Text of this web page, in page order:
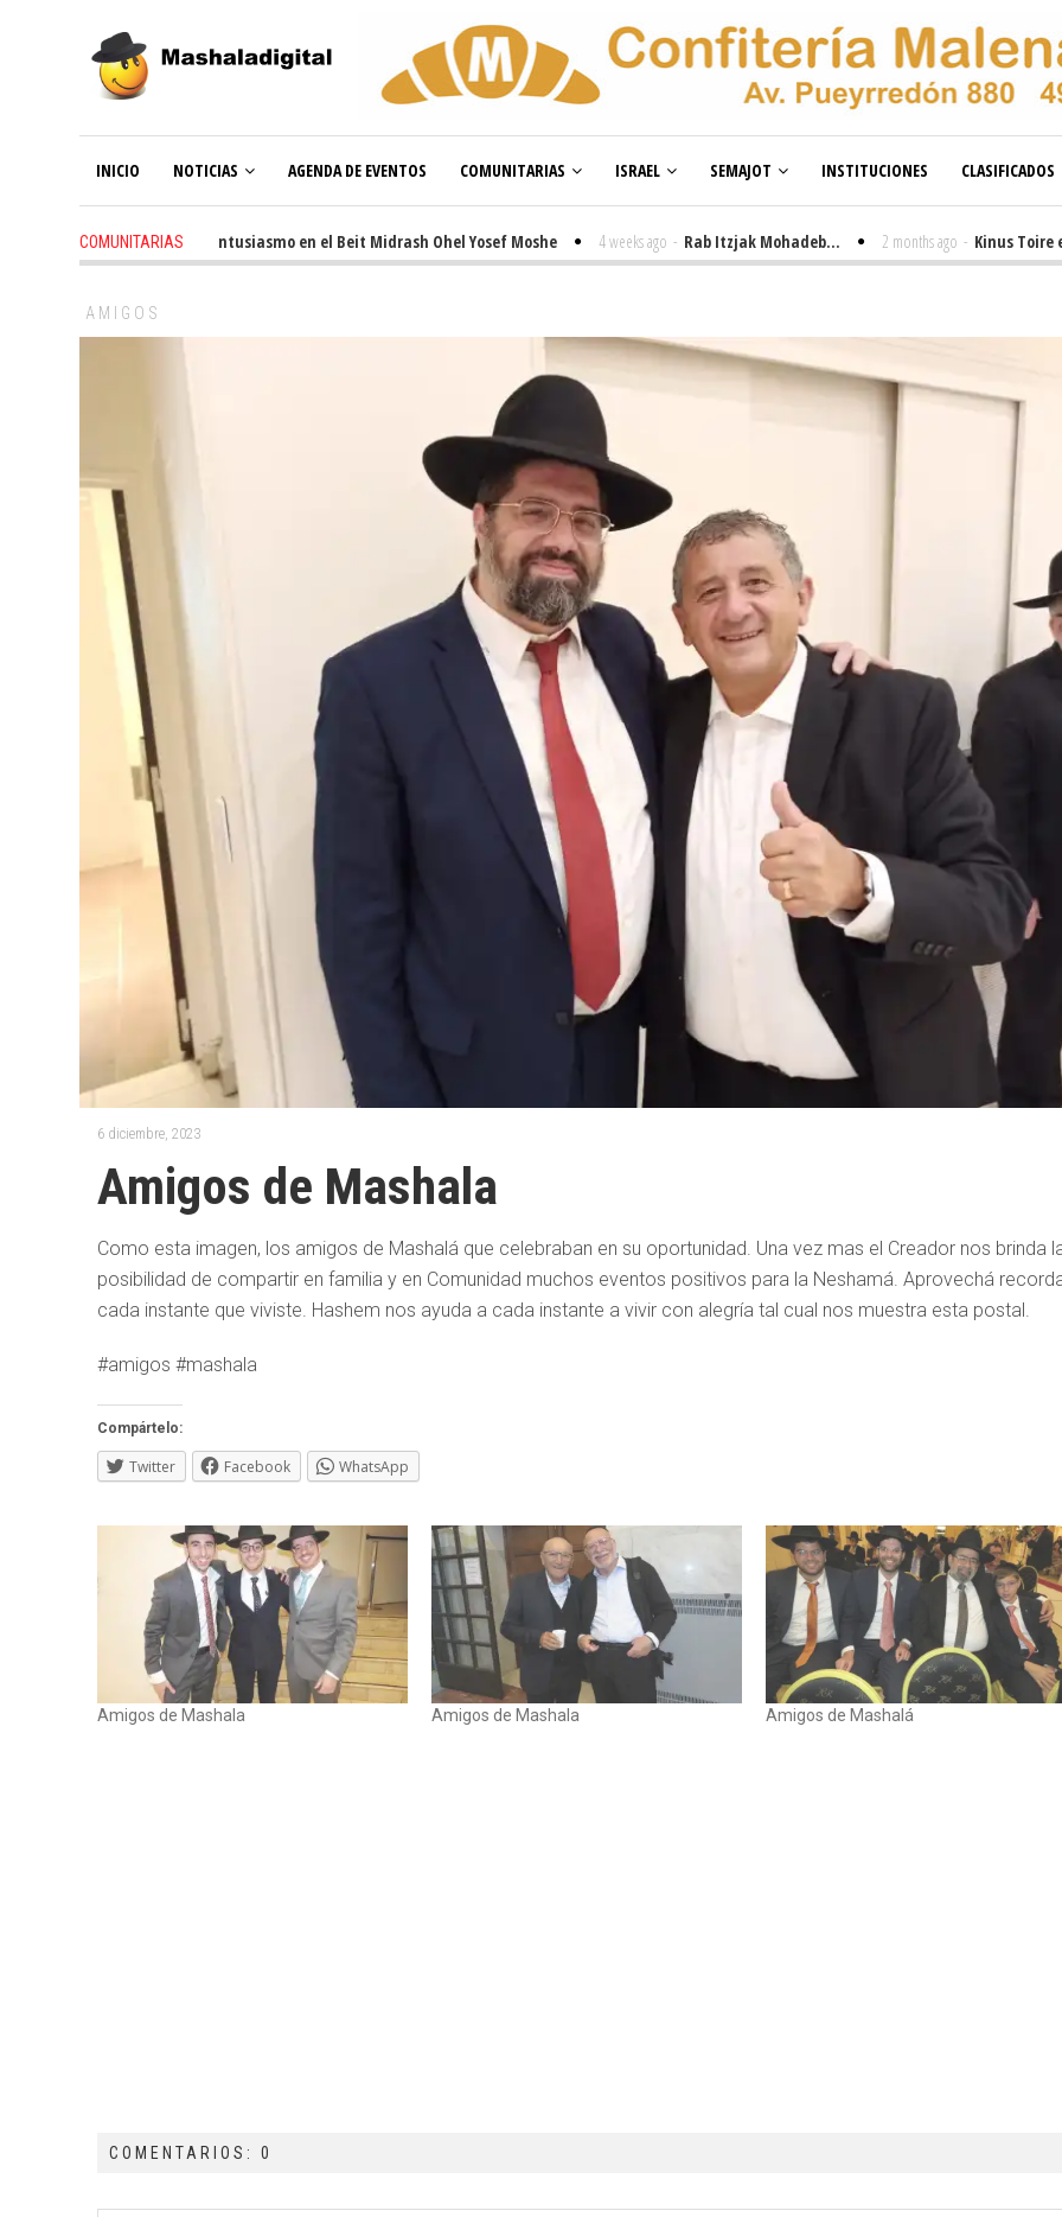
INICIO NOTICIAS AGENDA DE EVENTOS COMUNITARIAS ISRAEL SEMAJOT INSTITUCIONES CLASIFICADOS
COMUNITARIAS
- Renovado entusiasmo en el Beit Midrash Ohel Yosef Moshe 4 weeks ago - Rab Itzjak Mohadeb... 2 months ago - Kinus Toire en
AMIGOS
6 diciembre, 2023
Amigos de Mashala
Como esta imagen, los amigos de Mashalá que celebraban en su oportunidad. Una vez mas el Creador nos brinda
posibilidad de compartir en familia y en Comunidad muchos eventos positivos para la Neshamá. Aprovechá
cada instante que viviste. Hashem nos ayuda a cada instante a vivir con alegría tal cual nos muestra esta postal.
#amigos #mashala
Compártelo:
Twitter Facebook WhatsApp
Amigos de Mashala Amigos de Mashala Amigos de Mashalá
COMENTARIOS: 0